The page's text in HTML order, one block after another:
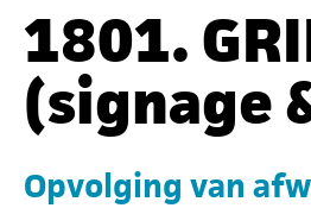
1801.
(signage
Opvolging van